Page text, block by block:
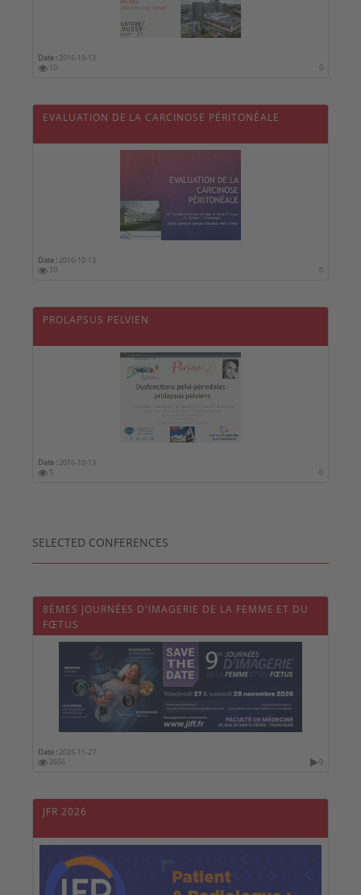
Date : 2016-10-13
10
0
EVALUATION DE LA CARCINOSE PÉRITONÉALE
Date : 2016-10-13
10
0
PROLAPSUS PELVIEN
Date : 2016-10-13
5
0
SELECTED CONFERENCES
8ÈMES JOURNÉES D'IMAGERIE DE LA FEMME ET DU
FŒTUS
Date : 2026-11-27
2656
0
JFR 2026